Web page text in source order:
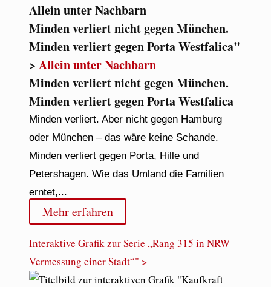
Allein unter Nachbarn
Minden verliert nicht gegen München.
Minden verliert gegen Porta Westfalica"
> Allein unter Nachbarn
Minden verliert nicht gegen München.
Minden verliert gegen Porta Westfalica
Minden verliert. Aber nicht gegen Hamburg
oder München – das wäre keine Schande.
Minden verliert gegen Porta, Hille und
Petershagen. Wie das Umland die Familien
erntet,...
Mehr erfahren
Interaktive Grafik zur Serie „Rang 315 in NRW –
Vermessung einer Stadt“" >